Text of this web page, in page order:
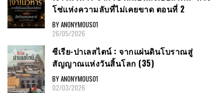
โซ่แห่งความลับที่ไม่เคยขาด ตอนที่ 2
BY ANONYMOUS01
26/05/2026
ซีเรีย​-ปาเลสไตน์​ : จากแผ่นดินโบราณสู่
สัญญาณ​แห่งวันสิ้นโลก​ (35)
BY ANONYMOUS01
02/03/2026